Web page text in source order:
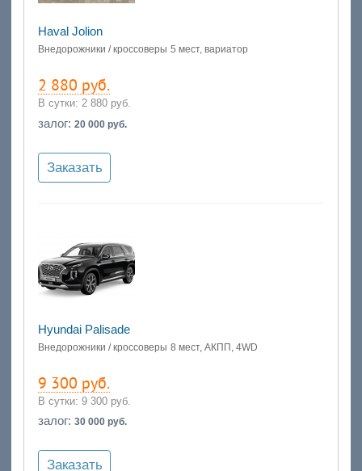
Haval Jolion
Внедорожники / кроссоверы 5 мест, вариатор
2 880 руб.
В сутки:2 880 руб.
залог:20 000 руб.
Заказать
Hyundai Palisade
Внедорожники / кроссоверы 8 мест, АКПП, 4WD
9 300 руб.
В сутки:9 300 руб.
залог:30 000 руб.
Заказать